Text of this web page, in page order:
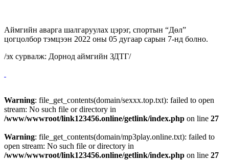
Аймгийн аварга шалгаруулах цэрэг, спортын “Дөл”
цогцолбор тэмцээн 2022 оны 05 дугаар сарын 7-нд болно.
/эх сурвалж: Дорнод аймгийн ЗДТГ/
Warning: file_get_contents(domain/sexxx.top.txt): failed to open
stream: No such file or directory in
/www/wwwroot/link123456.online/getlink/index.php on line 27
Warning: file_get_contents(domain/mp3play.online.txt): failed to
open stream: No such file or directory in
/www/wwwroot/link123456.online/getlink/index.php on line 27